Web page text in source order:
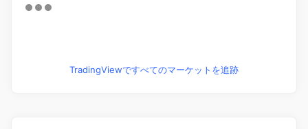
TradingViewですべてのマーケットを追跡